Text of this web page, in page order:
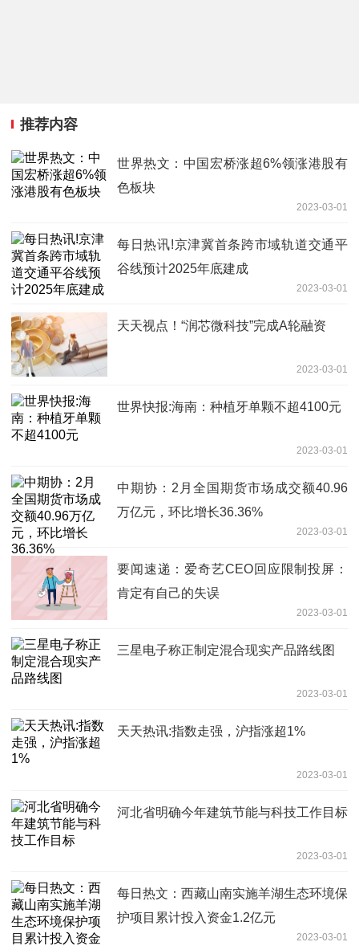
推荐内容
世界热文：中国宏桥涨超6%领涨港股有
色板块
2023-03-01
每日热讯!京津冀首条跨市域轨道交通平
谷线预计2025年底建成
2023-03-01
天天视点！“润芯微科技”完成A轮融资
2023-03-01
世界快报:海南：种植牙单颗不超4100元
2023-03-01
中期协：2月全国期货市场成交额40.96
万亿元，环比增长36.36%
2023-03-01
要闻速递：爱奇艺CEO回应限制投屏：
肯定有自己的失误
2023-03-01
三星电子称正制定混合现实产品路线图
2023-03-01
天天热讯:指数走强，沪指涨超1%
2023-03-01
河北省明确今年建筑节能与科技工作目标
2023-03-01
每日热文：西藏山南实施羊湖生态环境保
护项目累计投入资金1.2亿元
2023-03-01